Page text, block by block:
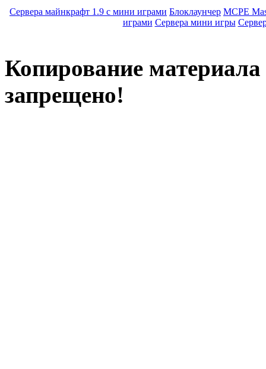
Сервера майнкрафт 1.9 с мини играми Блоклаунчер MCPE
играми Сервера мини игры
Копирование материала
запрещено!